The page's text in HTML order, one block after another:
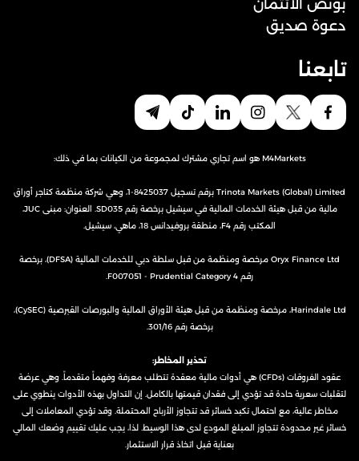
بونص الائتمان
دعوة صديق
تابعنا
M4Markets هو اسم تجاري مشترك لمجموعة من الكيانات بما في ذلك:
Trinota Markets (Global) Limited برقم تسجيل 8425037-1، وهي شركة منظمة كتاجر أوراق
مالية من قبل هيئة الخدمات المالية في سيشيل برخصة رقم SD035. العنوان: مبنى JUC،
المكتب رقم F4، منطقة بروفيدانس 18، ماهي، سيشيل.
Oryx Finance Ltd مرخصة ومنظمة من قبل سلطة دبي للخدمات المالية (DFSA)، برخصة
رقم F007051 - Prudential Category 4.
Harindale Ltd، مرخصة ومنظمة من قبل هيئة الأوراق المالية والبورصات القبرصية (CySEC)،
برخصة رقم 301/16.
تحذير المخاطر:
عقود الفروقات (CFDs) هي أدوات مالية معقدة تتطلب معرفة وفهماً متقدماً. وهي عرضة
لتقلبات سعرية حادة قد تؤدي إلى فقدان قيمتها بالكامل. إن التداول بهذه الأدوات ينطوي على
مخاطر عالية، مع احتمال تكبد خسائر قد تتجاوز الأرباح المحتملة. وقد تؤدي المعاملات إلى
خسائر غير محدودة تتجاوز المبلغ المودع لدى هذا الوسيط. لذا، يجب عليك تقييم وضعك المالي
بعناية قبل اتخاذ قرار الاستثمار.